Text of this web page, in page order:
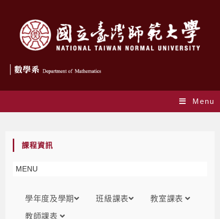
Menu
課程資訊
MENU
學年度及學期 班級課表 教室課表
教師課表